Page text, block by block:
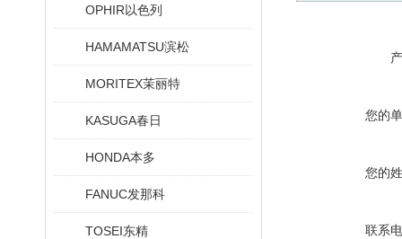
OPHIR以色列
HAMAMATSU滨松
MORITEX茉丽特
KASUGA春日
HONDA本多
FANUC发那科
TOSEI东精
您的
您的
联系